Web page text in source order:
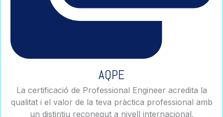
AQPE
La certificació de Professional Engineer acredita la
qualitat i el valor de la teva pràctica professional amb
un distintiu reconegut a nivell internacional.